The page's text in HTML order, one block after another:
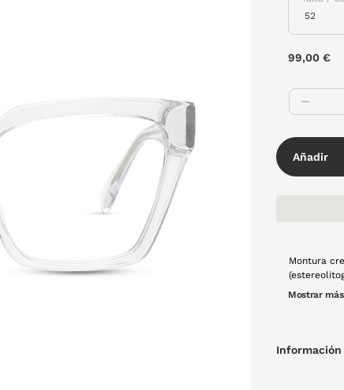
99,00 €
Añadir
Montura
luz en una
mucho
Mostrar más